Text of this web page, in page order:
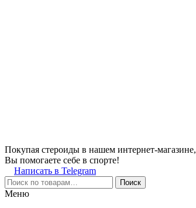
Покупая стероиды в нашем интернет-магазине,
Вы помогаете себе в спорте!
Написать в Telegram
Поиск
Меню